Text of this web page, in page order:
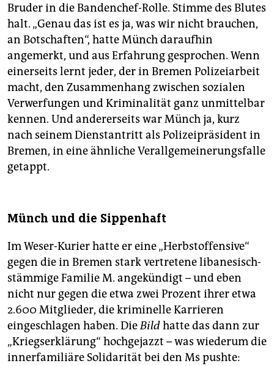
Bruder in die Bandenchef-Rolle. Stimme des Blutes
halt. „Genau das ist es ja, was wir nicht brauchen,
an Botschaften“, hatte Münch daraufhin
angemerkt, und aus Erfahrung gesprochen. Wenn
einerseits lernt jeder, der in Bremen Polizeiarbeit
macht, den Zusammenhang zwischen sozialen
Verwerfungen und Kriminalität ganz unmittelbar
kennen. Und andererseits war Münch ja, kurz
nach seinem Dienstantritt als Polizeipräsident in
Bremen, in eine ähnliche Verallgemeinerungsfalle
getappt.
Münch und die Sippenhaft
Im Weser-Kurier hatte er eine „Herbstoffensive“
gegen die in Bremen stark vertretene libanesisch-
stämmige Familie M. angekündigt – und eben
nicht nur gegen die etwa zwei Prozent ihrer etwa
2.600 Mitglieder, die kriminelle Karrieren
eingeschlagen haben. DieBildhatte das dann zur
„Kriegserklärung“ hochgejazzt – was wiederum die
innerfamiliäre Solidarität bei den Ms pushte: